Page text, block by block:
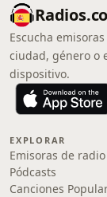
Escucha
ciudad, género o
dispositivo.
EXPLORAR
Emisoras de radio
Pódcasts
Canciones